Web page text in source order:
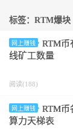
标签：RTM爆块
网上赚钱
RTM币
线矿工数量
阅读(188)
网上赚钱
RTM币
算力天梯表